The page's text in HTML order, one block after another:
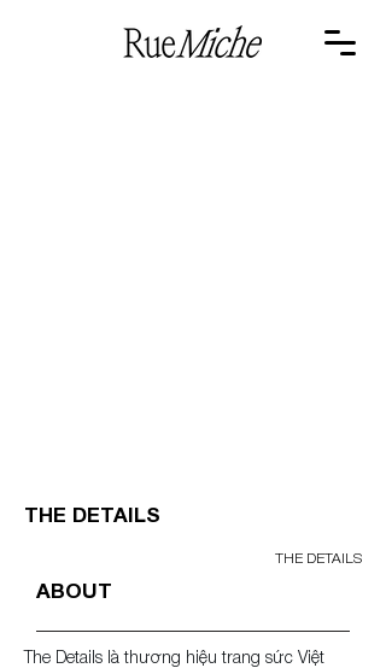
THE DETAILS
THE DETAILS
ABOUT
The Details là thương hiệu trang sức Việt